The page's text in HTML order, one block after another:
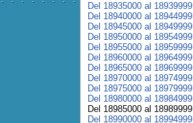
Del 18935000 al 18939999
Del 18940000 al 18944999
Del 18945000 al 18949999
Del 18950000 al 18954999
Del 18955000 al 18959999
Del 18960000 al 18964999
Del 18965000 al 18969999
Del 18970000 al 18974999
Del 18975000 al 18979999
Del 18980000 al 18984999
Del 18985000 al 18989999
Del 18990000 al 18994999